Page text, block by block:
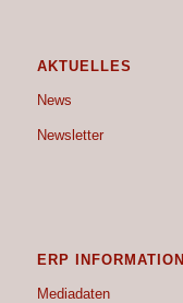
AKTUELLES
News
Newsletter
ERP INFORMATION
Mediadaten